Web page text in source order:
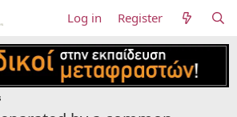
Log in Register